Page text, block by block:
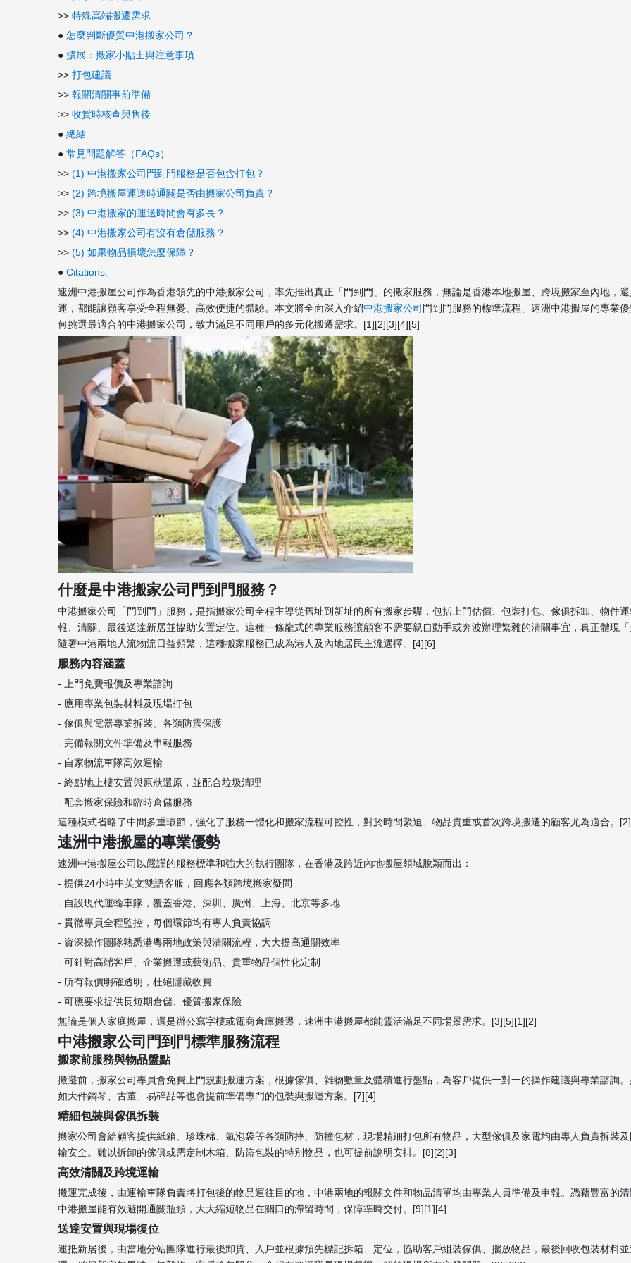
>> 特殊高端搬遷需求
● 怎麼判斷優質中港搬家公司？
● 擴展：搬家小貼士與注意事項
>> 打包建議
>> 報關清關事前準備
>> 收貨時核查與售後
● 總結
● 常見問題解答（FAQs）
>> (1) 中港搬家公司門到門服務是否包含打包？
>> (2) 跨境搬屋運送時通關是否由搬家公司負責？
>> (3) 中港搬家的運送時間會有多長？
>> (4) 中港搬家公司有沒有倉儲服務？
>> (5) 如果物品損壞怎麼保障？
● Citations:
速洲中港搬屋公司作為香港領先的中港搬家公司，率先推出真正「門到門」的搬家服務，無論是香港本地搬屋、跨境搬家至內地，
運，都能讓顧客享受全程無憂、高效便捷的體驗。本文將全面深入介紹中港搬家公司 門到門服務的標準流程、速洲中港搬屋的專業
何挑選最適合的中港搬家公司，致力滿足不同用戶的多元化搬遷需求。[1][2][3][4][5]
什麼是中港搬家公司門到門服務？
中港搬家公司「門到門」服務，是指搬家公司全程主導從舊址到新址的所有搬家步驟，包括上門估價、包裝打包、傢俱拆卸、物件
報、清關、最後送達新居並協助安置定位。這種一條龍式的專業服務讓顧客不需要親自動手或奔波辦理繁雜的清關事宜，真正體現
隨著中港兩地人流物流日益頻繁，這種搬家服務已成為港人及內地居民主流選擇。[4][6]
服務內容涵蓋
- 上門免費報價及專業諮詢
- 應用專業包裝材料及現場打包
- 傢俱與電器專業拆裝、各類防震保護
- 完備報關文件準備及申報服務
- 自家物流車隊高效運輸
- 終點地上樓安置與原狀還原，並配合垃圾清理
- 配套搬家保險和臨時倉儲服務
這種模式省略了中間多重環節，強化了服務一體化和搬家流程可控性，對於時間緊迫、物品貴重或首次跨境搬遷的顧客尤為適合。
速洲中港搬屋的專業優勢
速洲中港搬屋公司以嚴謹的服務標準和強大的執行團隊，在香港及跨近內地搬屋領域脫穎而出：
- 提供24小時中英文雙語客服，回應各類跨境搬家疑問
- 自設現代運輸車隊，覆蓋香港、深圳、廣州、上海、北京等多地
- 貫徹專員全程監控，每個環節均有專人負責協調
- 資深操作團隊熟悉港粵兩地政策與清關流程，大大提高通關效率
- 可針對高端客戶、企業搬遷或藝術品、貴重物品個性化定制
- 所有報價明確透明，杜絕隱藏收費
- 可應要求提供長短期倉儲、優質搬家保險
無論是個人家庭搬屋，還是辦公寫字樓或電商倉庫搬遷，速洲中港搬屋都能靈活滿足不同場景需求。[3][5][1][2]
中港搬家公司門到門標準服務流程
搬家前服務與物品盤點
搬遷前，搬家公司專員會免費上門規劃搬運方案，根據傢俱、雜物數量及體積進行盤點，為客戶提供一對一的操作建議與專業諮詢
如大件鋼琴、古董、易碎品等也會提前準備專門的包裝與搬運方案。[7][4]
精細包裝與傢俱拆裝
搬家公司會給顧客提供紙箱、珍珠棉、氣泡袋等各類防摔、防撞包材，現場精細打包所有物品，大型傢俱及家電均由專人負責拆裝
輸安全。難以拆卸的傢俱或需定制木箱、防盜包裝的特別物品，也可提前說明安排。[8][2][3]
高效清關及跨境運輸
搬運完成後，由運輸車隊負責將打包後的物品運往目的地，中港兩地的報關文件和物品清單均由專業人員準備及申報。憑藉豐富的
中港搬屋能有效避開通關瓶頸，大大縮短物品在關口的滯留時間，保障準時交付。[9][1][4]
送達安置與現場復位
運抵新居後，由當地分站團隊進行最後卸貨、入戶並根據預先標記拆箱、定位，協助客戶組裝傢俱、擺放物品，最後回收包裝材料